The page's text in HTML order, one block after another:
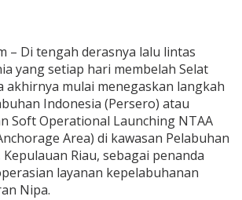
– Di tengah derasnya lalu lintas
yang setiap hari membelah Selat
akhirnya mulai menegaskan langkah
Indonesia (Persero) atau
Soft Operational Launching NTAA
Area) di kawasan Pelabuhan
Riau, sebagai penanda
layanan kepelabuhanan
Nipa.